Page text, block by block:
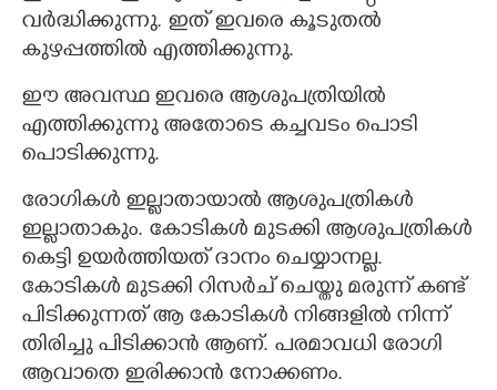
വർദ്ധിക്കുന്നു. ഇത് ഇവരെ കൂടുതൽ
കുഴപ്പത്തിൽ എത്തിക്കുന്നു.
ഈ അവസ്ഥ ഇവരെ ആശുപത്രിയിൽ
എത്തിക്കുന്നു അതോടെ കച്ചവടം പൊടി
പൊടിക്കുന്നു.
രോഗികൾ ഇല്ലാതായാൽ ആശുപത്രികൾ
ഇല്ലാതാകും. കോടികൾ മുടക്കി ആശുപത്രികൾ
കെട്ടി ഉയർത്തിയത് ദാനം ചെയ്യാനല്ല.
കോടികൾ മുടക്കി റിസർച് ചെയ്തു മരുന്ന് കണ്ട്
പിടിക്കുന്നത് ആ കോടികൾ നിങ്ങളിൽ നിന്ന്
തിരിച്ചു പിടിക്കാൻ ആണ്. പരമാവധി രോഗി
ആവാതെ ഇരിക്കാൻ നോക്കണം.